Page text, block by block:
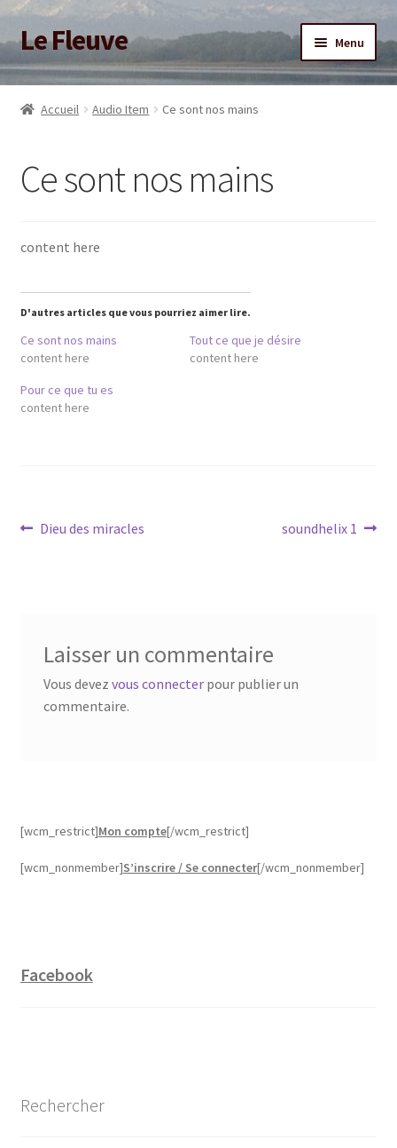
Aller
à
la
navigation
Aller
au
contenu
Le Fleuve Menu
Accueil
Ouvrir
Boutique
Accueil Audio Item Ce sont nos mains
Ce sont nos mains
content here
D'autres articles que vous pourriez aimer lire.
Ce sont nos mains
content here
Tout ce que je désire
content here
Pour ce que tu es
content here
Navigation
Article
Dieu des miracles
Article
soundhelix 1
Laisser un commentaire
Vous devez vous connecterpour publier un
commentaire.
[wcm_restrict]Mon compte[/wcm_restrict]
[wcm_nonmember]S’inscrire / Se connecter[/wcm_nonmember]
Facebook
Rechercher